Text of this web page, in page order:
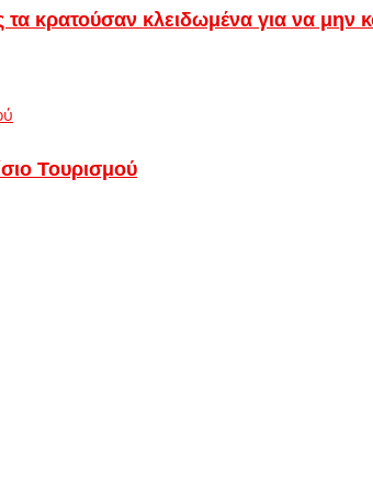
τα κρατούσαν κλειδωμένα για να μην
Τουρισμού